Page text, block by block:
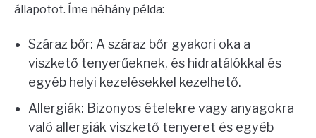
állapotot. Íme néhány példa:
Száraz bőr: A száraz bőr gyakori oka a
viszkető tenyerűeknek, és hidratálókkal és
egyéb helyi kezelésekkel kezelhető.
Allergiák: Bizonyos ételekre vagy anyagokra
való allergiák viszkető tenyeret és egyéb